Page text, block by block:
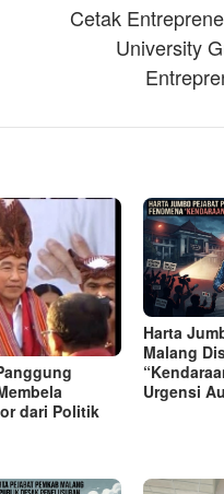
Cetak
University
dari Politik
Harta
Malang
Urgensi